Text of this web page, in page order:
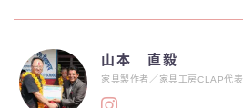
山本 直毅
家具製作者／家具工房CLAP代表